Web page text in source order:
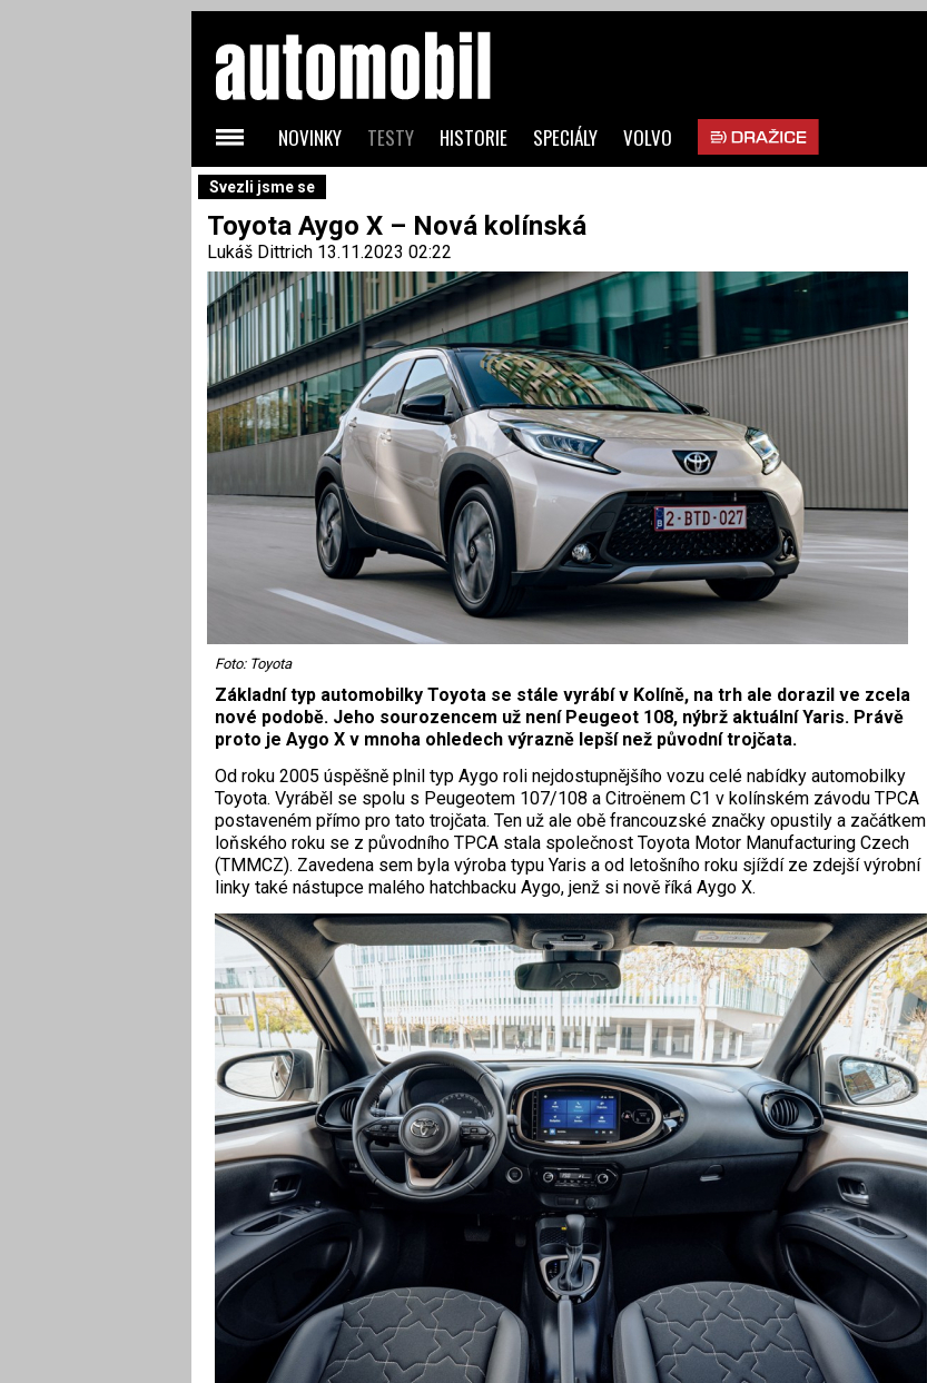
Svezli jsme se
Toyota Aygo X – Nová kolínská
Lukáš Dittrich13.11.2023 02:22
Foto: Toyota
Základní typ automobilky Toyota se stále vyrábí v Kolíně, na trh ale dorazil ve zcela
nové podobě. Jeho sourozencem už není Peugeot 108, nýbrž aktuální Yaris. Právě
proto je Aygo X v mnoha ohledech výrazně lepší než původní trojčata.
Od roku 2005 úspěšně plnil typ Aygo roli nejdostupnějšího vozu celé nabídky automobilky
Toyota. Vyráběl se spolu s Peugeotem 107/108 a Citroënem C1 v kolínském závodu TPCA
postaveném přímo pro tato trojčata. Ten už ale obě francouzské značky opustily a začátkem
loňského roku se z původního TPCA stala společnost Toyota Motor Manufacturing Czech
(TMMCZ). Zavedena sem byla výroba typu Yaris a od letošního roku sjíždí ze zdejší výrobní
linky také nástupce malého hatchbacku Aygo, jenž si nově říká Aygo X.
NOVINKY TESTY HISTORIE SPECIÁLY VOLVO